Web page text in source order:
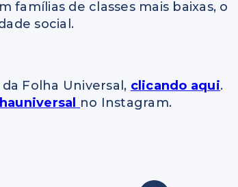
de classes mais baixas, o
social.
Folha Universal, clicando aqui.
no Instagram.